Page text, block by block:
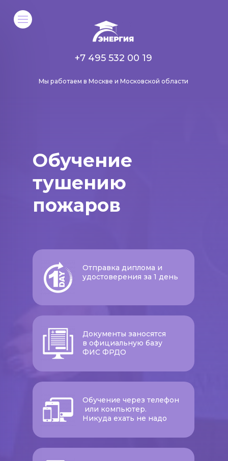
Мы работаем в Москве и Московской области
+7 495 532 00 19
Обучение
тушению
пожаров
Отправка диплома и
удостоверения за 1 день
Документы заносятся
в официальную базу
ФИС ФРДО
Обучение через телефон
или компьютер.
Никуда ехать не надо